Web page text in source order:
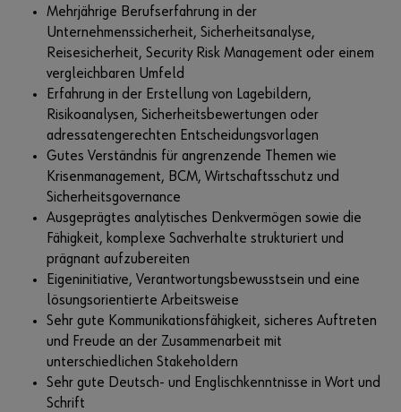
Mehrjährige Berufserfahrung in der
Unternehmenssicherheit, Sicherheitsanalyse,
Reisesicherheit, Security Risk Management oder einem
vergleichbaren Umfeld
Erfahrung in der Erstellung von Lagebildern,
Risikoanalysen, Sicherheitsbewertungen oder
adressatengerechten Entscheidungsvorlagen
Gutes Verständnis für angrenzende Themen wie
Krisenmanagement, BCM, Wirtschaftsschutz und
Sicherheitsgovernance
Ausgeprägtes analytisches Denkvermögen sowie die
Fähigkeit, komplexe Sachverhalte strukturiert und
prägnant aufzubereiten
Eigeninitiative, Verantwortungsbewusstsein und eine
lösungsorientierte Arbeitsweise
Sehr gute Kommunikationsfähigkeit, sicheres Auftreten
und Freude an der Zusammenarbeit mit
unterschiedlichen Stakeholdern
Sehr gute Deutsch- und Englischkenntnisse in Wort und
Schrift